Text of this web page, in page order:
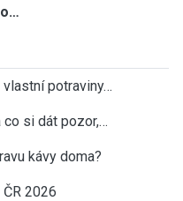
potraviny…
co si dát pozor,…
kávy doma?
2026